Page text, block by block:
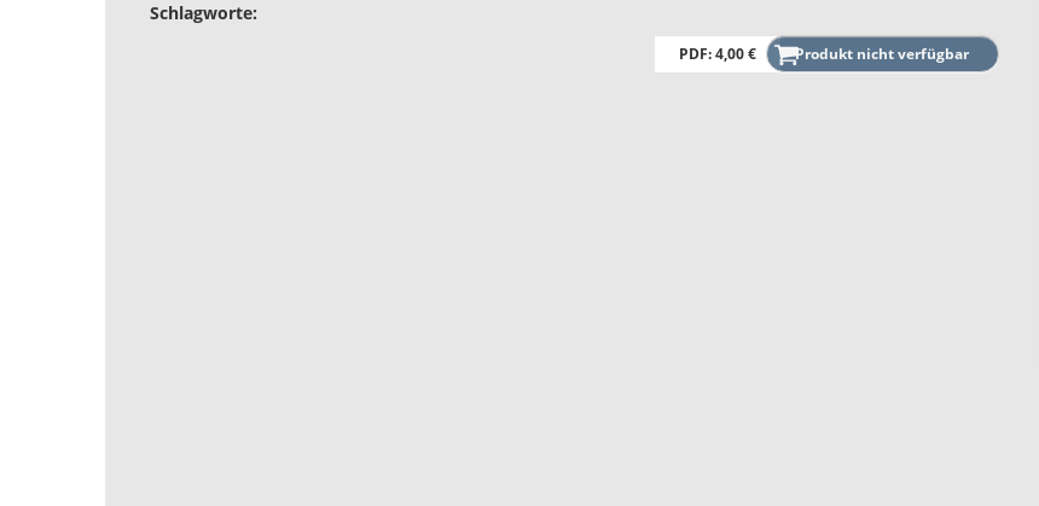
Schlagworte:
PDF: 4,00 €